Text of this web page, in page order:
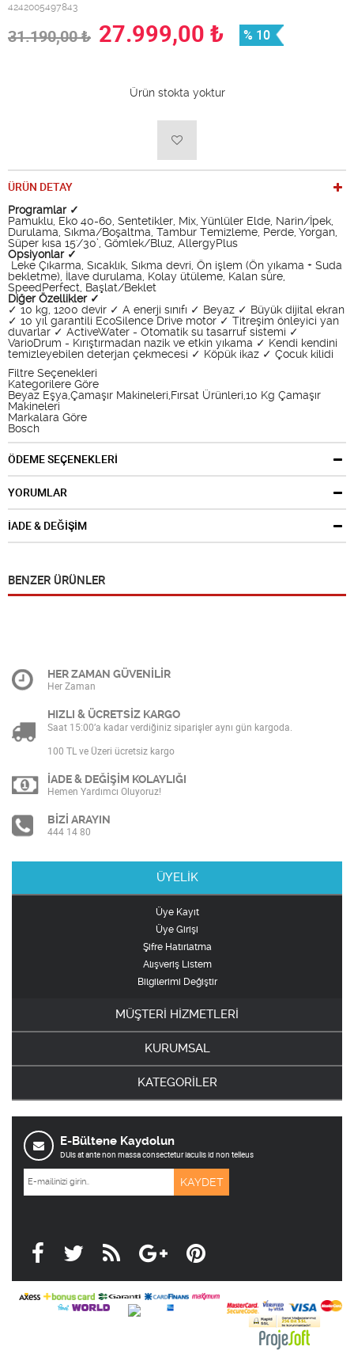
4242005497843
31.190,00₺ 27.999,00 ₺ % 10
Ürün stokta yoktur
ÜRÜN DETAY
Programlar ✓
Pamuklu, Eko 40-60, Sentetikler, Mix, Yünlüler Elde, Narin/İpek,
Durulama, Sıkma/Boşaltma, Tambur Temizleme, Perde, Yorgan,
Süper kısa 15'/30’, Gömlek/Bluz, AllergyPlus
Opsiyonlar ✓
Leke Çıkarma, Sıcaklık, Sıkma devri, Ön işlem (Ön yıkama + Suda
bekletme), İlave durulama, Kolay ütüleme, Kalan süre,
SpeedPerfect, Başlat/Beklet
Diğer Özellikler ✓
✓ 10 kg, 1200 devir ✓ A enerji sınıfı ✓ Beyaz ✓ Büyük dijital ekran
✓ 10 yıl garantili EcoSilence Drive motor ✓ Titreşim önleyici yan
duvarlar ✓ ActiveWater - Otomatik su tasarruf sistemi ✓
VarioDrum - Kırıştırmadan nazik ve etkin yıkama ✓ Kendi kendini
temizleyebilen deterjan çekmecesi ✓ Köpük ikaz ✓ Çocuk kilidi
Filtre Seçenekleri
Kategorilere Göre
Beyaz Eşya,Çamaşır Makineleri,Fırsat Ürünleri,10 Kg Çamaşır
Makineleri
Markalara Göre
Bosch
ÖDEME SEÇENEKLERİ
YORUMLAR
İADE & DEĞİŞİM
BENZER ÜRÜNLER
HER ZAMAN GÜVENİLİR
Her Zaman
HIZLI & ÜCRETSİZ KARGO
Saat 15:00’a kadar verdiğiniz siparişler aynı gün kargoda.
100 TL ve Üzeri ücretsiz kargo
İADE & DEĞİŞİM KOLAYLIĞI
Hemen Yardımcı Oluyoruz!
BİZİ ARAYIN
444 14 80
ÜYELİK
Üye Kayıt
Üye Girişi
Şifre Hatırlatma
Alışveriş Listem
Bilgilerimi Değiştir
MÜŞTERİ HİZMETLERİ
KURUMSAL
KATEGORİLER
E-Bültene Kaydolun
DUis at ante non massa consectetur iaculis id non telleus